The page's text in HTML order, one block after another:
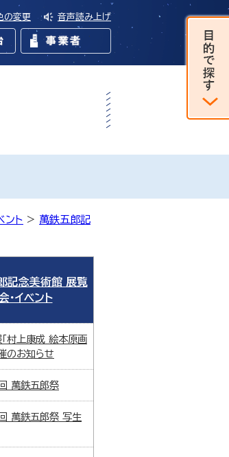
の変更 音声読み上げ
ント > 萬鉄五郎記
記念美術館 展覧
・イベント
村上康成 絵本原画
のお知らせ
萬鉄五郎祭
萬鉄五郎祭 写生